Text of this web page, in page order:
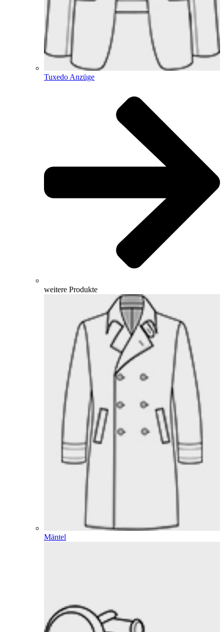
Tuxedo Anzüge
weitere Produkte
Mäntel